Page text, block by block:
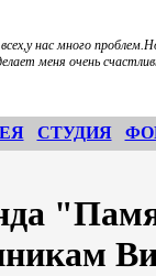
нас много
меня очень
СТУДИЯ